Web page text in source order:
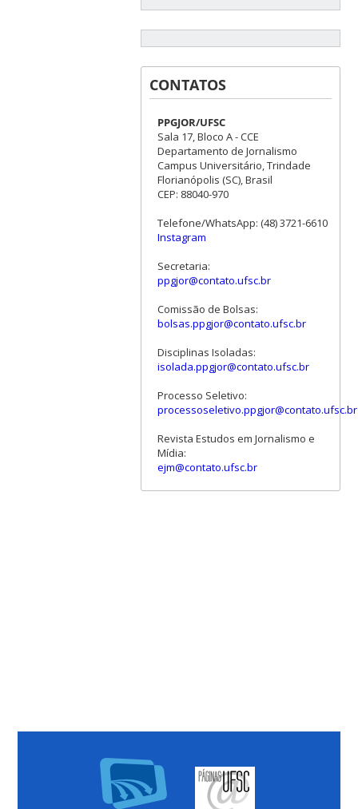
CONTATOS
PPGJOR/UFSC
Sala 17, Bloco A - CCE
Departamento de Jornalismo
Campus Universitário, Trindade
Florianópolis (SC), Brasil
CEP: 88040-970
Telefone/WhatsApp: (48) 3721-6610
Instagram
Secretaria:
ppgjor@contato.ufsc.br
Comissão de Bolsas:
bolsas.ppgjor@contato.ufsc.br
Disciplinas Isoladas:
isolada.ppgjor@contato.ufsc.br
Processo Seletivo:
processoseletivo.ppgjor@contato.ufsc.br
Revista Estudos em Jornalismo e
Mídia:
ejm@contato.ufsc.br